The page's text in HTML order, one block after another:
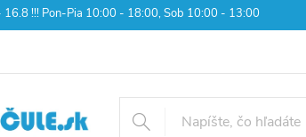
!!! Pon-Pia 10:00 - 18:00, Sob 10:00 - 13:00